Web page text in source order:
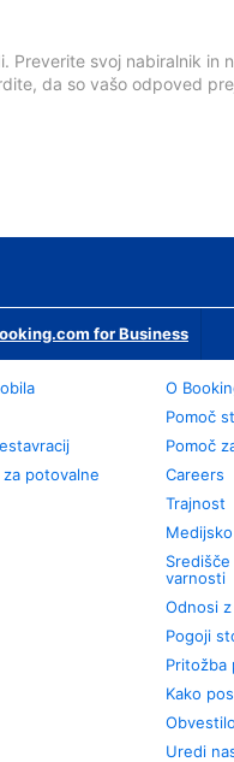
svoj nabiralnik in
da so vašo odpoved
for Business
potovalne
O
Pomoč
Pomoč
Careers
Trajnost
varnosti
Odnosi
Pogoji
Pritožba
Kako
Uredi